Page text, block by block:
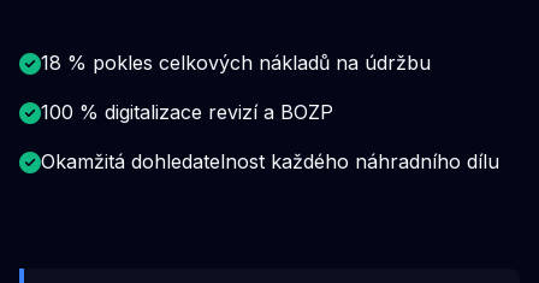
18 % pokles celkových nákladů na údržbu
100 % digitalizace revizí a BOZP
Okamžitá dohledatelnost každého náhradního dílu